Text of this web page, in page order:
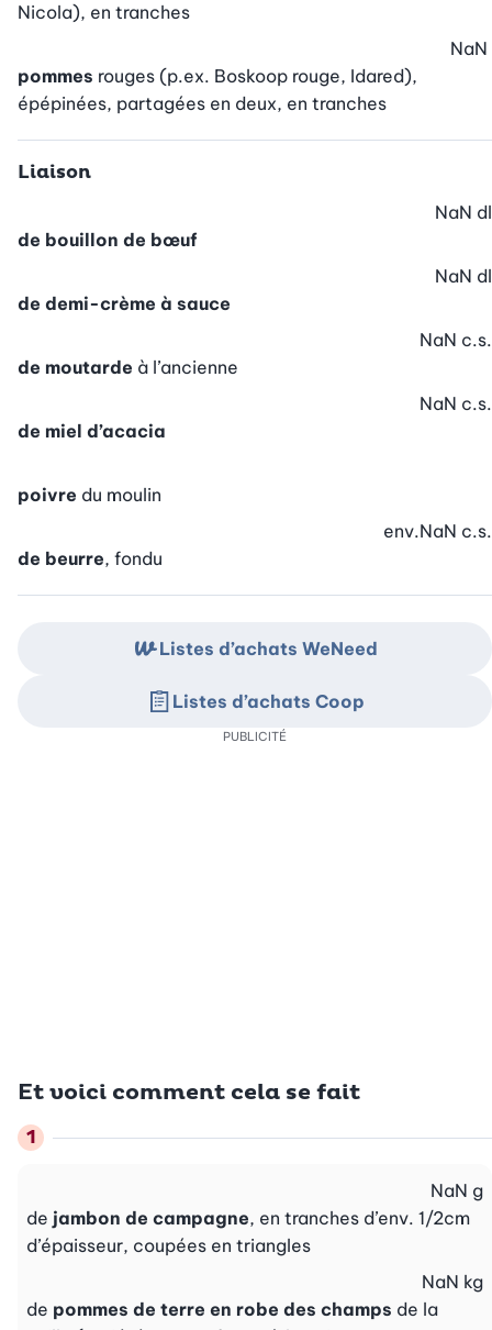
Nicola), en tranches
pommes rouges (p.ex. Boskoop rouge, Idared),
épépinées, partagées en deux, en tranches
NaN
Liaison
de bouillon de bœuf
NaN dl
de demi-crème à sauce
NaN dl
de moutarde à l’ancienne
NaN c.s.
de miel d’acacia
NaN c.s.
poivre du moulin
de beurre, fondu
env.NaN c.s.
Et voici comment cela se fait
de jambon de campagne, en tranches d’env. 1/2cm
d’épaisseur, coupées en triangles
NaN g
de pommes de terre en robe des champs de la
NaN kg
Listes d’achats WeNeed
Listes d’achats Coop
PUBLICITÉ